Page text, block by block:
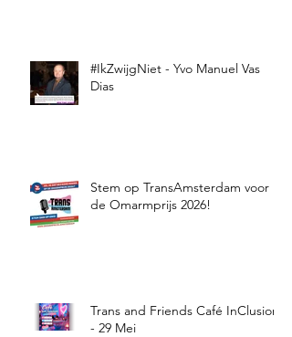
#IkZwijgNiet - Yvo Manuel Vas
Dias
Stem op TransAmsterdam voor
de Omarmprijs 2026!
Trans and Friends Café InClusion
- 29 Mei